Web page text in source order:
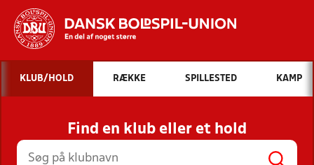
Hvad vil du søge efter?
INDHOLD OG NYHEDER
STILLINGER, RESULTATER, KLUBBER OG
HOLD
KLUB/HOLD RÆKKE SPILLESTED KAMP
Find en klub eller et hold